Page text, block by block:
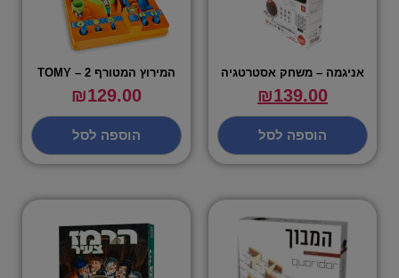
אניגמה – משחק אסטרטגיה
₪139.00
הוספה לסל
המירוץ המטורף 2 – TOMY
₪129.00
הוספה לסל